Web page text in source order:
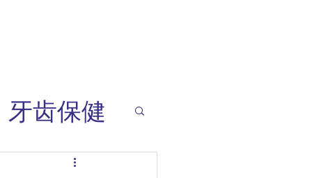
牙齿保健